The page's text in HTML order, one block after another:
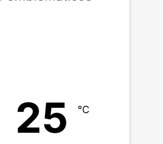
25 ℃